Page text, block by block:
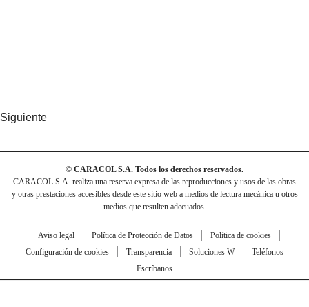
Siguiente
© CARACOL S.A. Todos los derechos reservados.
CARACOL S.A. realiza una reserva expresa de las reproducciones y usos de las obras
y otras prestaciones accesibles desde este sitio web a medios de lectura mecánica u otros
medios que resulten adecuados.
Aviso legal Política de Protección de Datos
Política de cookies
Configuración de cookies
Transparencia Soluciones W
Teléfonos
Escríbanos